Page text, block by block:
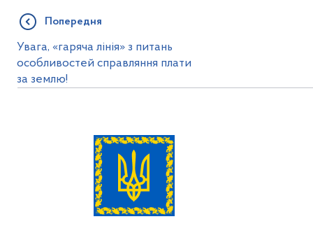
Попередня
Увага, «гаряча лінія» з питань
особливостей справляння плати
за землю!